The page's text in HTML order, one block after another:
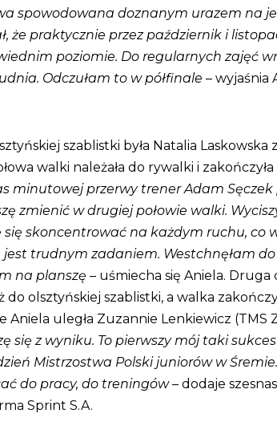
spowodowana doznanym urazem na
że praktycznie przez październik i
poziomie. Do regularnych zajęć
Odczułam to w półfinale – wyjaśnia
szablistki była Natalia Laskowska
walki należała do rywalki i zakończyła
minutowej przerwy trener Adam Sęczek
zmienić w drugiej połowie walki.
się skoncentrować na każdym ruchu, co
trudnym zadaniem. Westchnęłam
na planszę – uśmiecha się Aniela. Druga
olsztyńskiej szablistki, a walka
Aniela uległa Zuzannie Lenkiewicz (TMS
się z wyniku. To pierwszy mój taki
Mistrzostwa Polski juniorów w
do pracy, do treningów– dodaje
Sprint S.A.